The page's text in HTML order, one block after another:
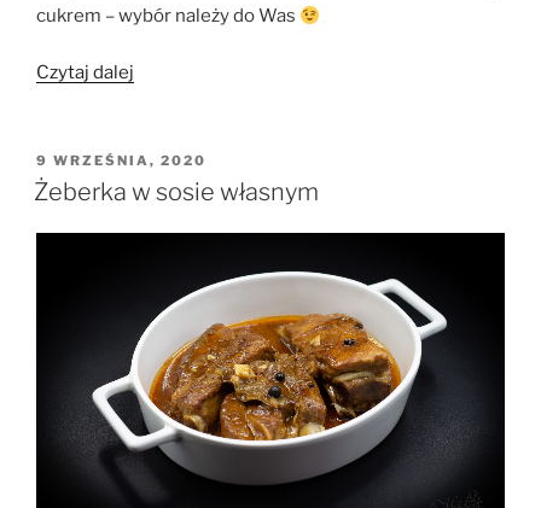
cukrem – wybór należy do Was
Czytaj dalej
–
wersja
naturalnym
miodem”
OPUBLIKOWANE
W
9 WRZEŚNIA, 2020
Żeberka w sosie własnym